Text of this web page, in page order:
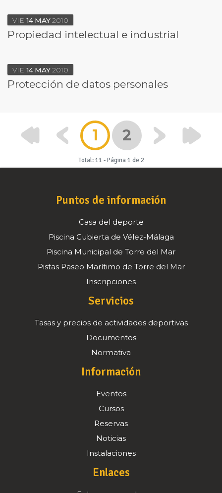
VIE 14 MAY2010
Propiedad intelectual e industrial
VIE 14 MAY2010
Protección de datos personales
1 2
Total: 11 -Página 1 de 2
Puntos de información
Casa del deporte
Piscina Cubierta de Vélez-Málaga
Piscina Municipal de Torre del Mar
Pistas Paseo Marítimo de Torre del Mar
Inscripciones
Servicios
Tasas y precios de actividades deportivas
Documentos
Normativa
Información
Eventos
Cursos
Reservas
Noticias
Instalaciones
Enlaces